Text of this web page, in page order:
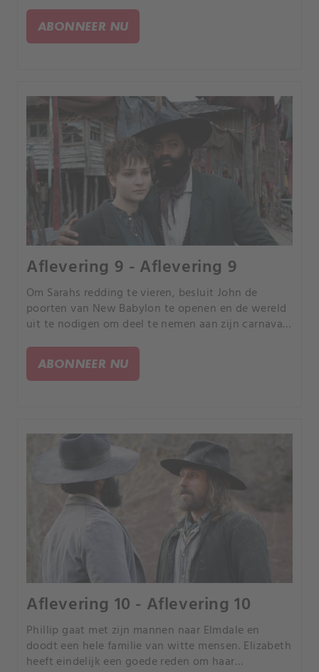
ABONNEER NU
Aflevering 9 - Aflevering 9
Om Sarahs redding te vieren, besluit John de
poorten van New Babylon te openen en de wereld
uit te nodigen om deel te nemen aan zijn carnaval:
wordt voor de voorbereidingen gespaard, omdat
hij wil dat mensen weer gelukkig zijn, zich
herenigen en hij wil vooral dat hij en Sarah de
ABONNEER NU
Aflevering 10 - Aflevering 10
Phillip gaat met zijn mannen naar Elmdale en
doodt een hele familie van witte mensen. Elizabeth
heeft eindelijk een goede reden om haar